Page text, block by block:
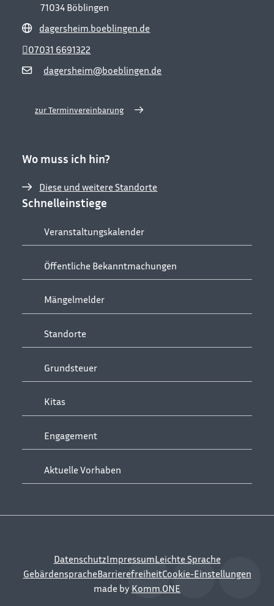
71034 Böblingen
dagersheim.boeblingen.de
dagersheim@boeblingen.de
07031 6691322
zur Terminvereinbarung
Wo muss ich hin?
Diese und weitere Standorte
Schnelleinstiege
Veranstaltungskalender
Öffentliche Bekanntmachungen
Mängelmelder
Standorte
Grundsteuer
Kitas
Engagement
Aktuelle Vorhaben
DatenschutzImpressumLeichte Sprache
GebärdenspracheBarrierefreiheitCookie-Einstellungen
made by Komm.ONE